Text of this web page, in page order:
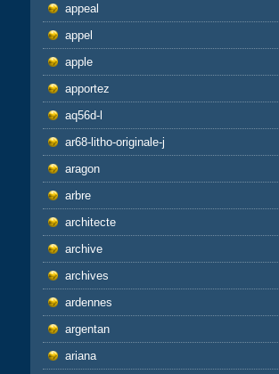
appeal
appel
apple
apportez
aq56d-l
ar68-litho-originale-j
aragon
arbre
architecte
archive
archives
ardennes
argentan
ariana